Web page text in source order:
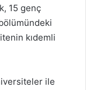
15 genç
kıdemli
ile